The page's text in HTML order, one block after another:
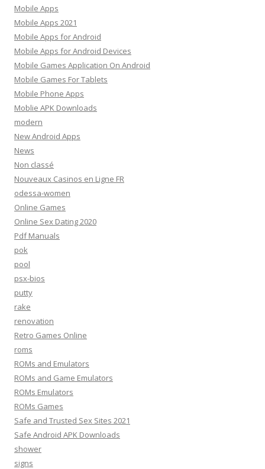
Mobile Apps
Mobile Apps 2021
Mobile Apps for Android
Mobile Apps for Android Devices
Mobile Games Application On Android
Mobile Games For Tablets
Mobile Phone Apps
Moblie APK Downloads
modern
New Android Apps
News
Non classé
Nouveaux Casinos en Ligne FR
odessa-women
Online Games
Online Sex Dating 2020
Pdf Manuals
pok
pool
psx-bios
putty
rake
renovation
Retro Games Online
roms
ROMs and Emulators
ROMs and Game Emulators
ROMs Emulators
ROMs Games
Safe and Trusted Sex Sites 2021
Safe Android APK Downloads
shower
signs